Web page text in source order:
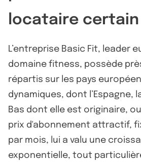
locataire certain
L’entreprise Basic Fit, leader
domaine fitness, possède
répartis sur les pays
dynamiques, dont l’Espagne,
Bas dont elle est originaire,
prix d'abonnement attractif,
par mois, lui a valu une
exponentielle, tout